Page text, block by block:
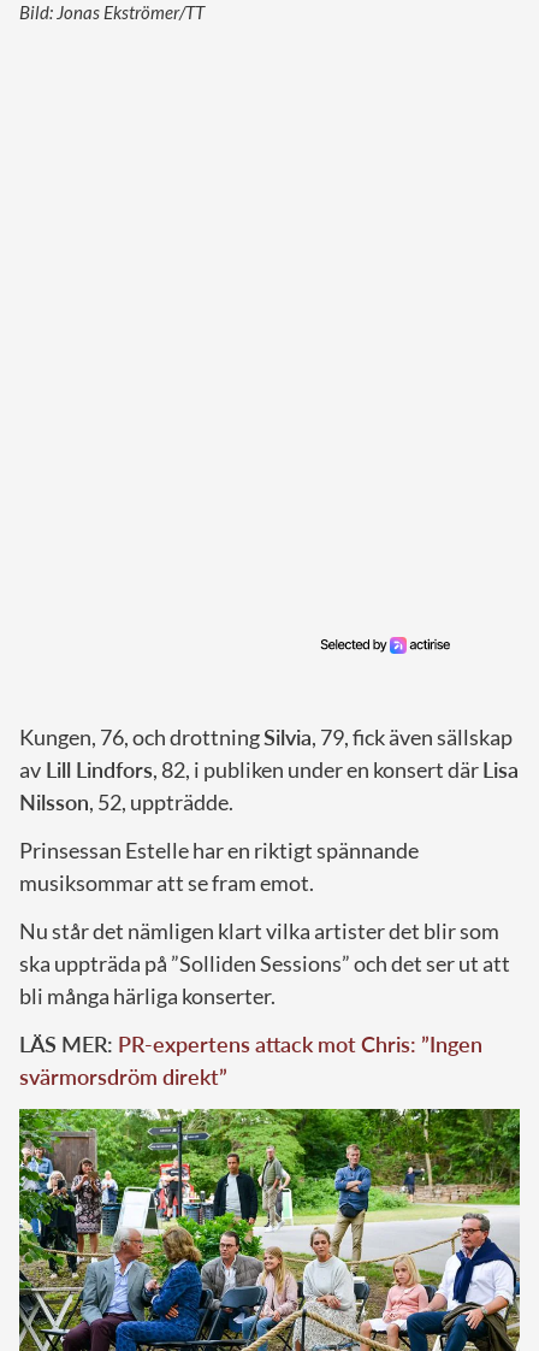
Bild: Jonas Ekströmer/TT
Kungen, 76, och drottningSilvia, 79, fick även sällskap
av Lill Lindfors, 82, i publiken under en konsert därLisa
Nilsson, 52, uppträdde.
Prinsessan Estelle har en riktigt spännande
musiksommar att se fram emot.
Nu står det nämligen klart vilka artister det blir som
ska uppträda på ”Solliden Sessions” och det ser ut att
bli många härliga konserter.
LÄS MER: PR-expertens attack mot Chris: ”Ingen
svärmorsdröm direkt”